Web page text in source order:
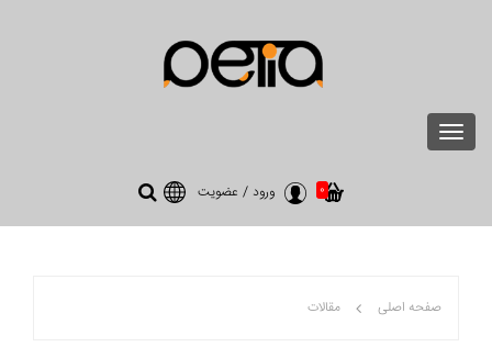
Toggle
navigation
0 ورود / عضویت
صفحه اصلی مقالات